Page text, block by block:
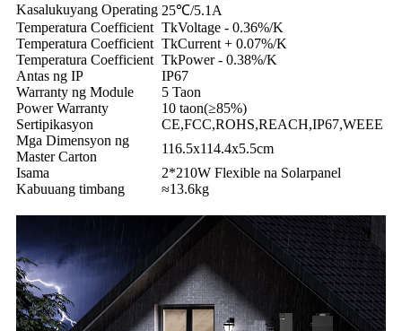
Kasalukuyang Operating 25℃/5.1A
Temperatura Coefficient TkVoltage - 0.36%/K
Temperatura Coefficient TkCurrent + 0.07%/K
Temperatura Coefficient TkPower - 0.38%/K
Antas ng IP
IP67
Warranty ng Module
5 Taon
Power Warranty
10 taon(≥85%)
Sertipikasyon
CE,FCC,ROHS,REACH,IP67,WEEE
Mga Dimensyon ng
Master Carton
116.5x114.4x5.5cm
Isama
2*210W Flexible na Solarpanel
Kabuuang timbang
≈13.6kg